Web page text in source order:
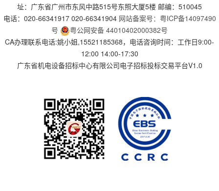
址：广东省广州市东风中路515号东照大厦5楼 邮编：510045
电话：020-66341917 020-66341904 网站备案号：粤ICP备14097490
号
粤公网安备 44010402000382号
CA办理联系电话:姚小姐,15521185368，电话咨询时间：工作日9:00-
12:00 14:00-17:30
广东省机电设备招标中心有限公司电子招标投标交易平台V1.0